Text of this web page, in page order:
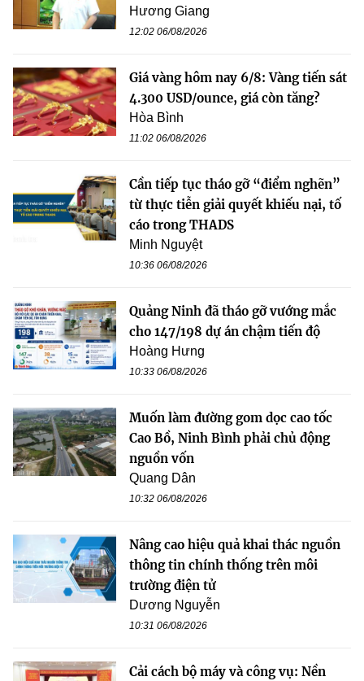
Hương Giang
12:02 06/08/2026
Giá vàng hôm nay 6/8: Vàng tiến sát
4.300 USD/ounce, giá còn tăng?
Hòa Bình
11:02 06/08/2026
Cần tiếp tục tháo gỡ “điểm nghẽn”
từ thực tiễn giải quyết khiếu nại, tố
cáo trong THADS
Minh Nguyệt
10:36 06/08/2026
Quảng Ninh đã tháo gỡ vướng mắc
cho 147/198 dự án chậm tiến độ
Hoàng Hưng
10:33 06/08/2026
Muốn làm đường gom dọc cao tốc
Cao Bồ, Ninh Bình phải chủ động
nguồn vốn
Quang Dân
10:32 06/08/2026
Nâng cao hiệu quả khai thác nguồn
thông tin chính thống trên môi
trường điện tử
Dương Nguyễn
10:31 06/08/2026
Cải cách bộ máy và công vụ: Nền